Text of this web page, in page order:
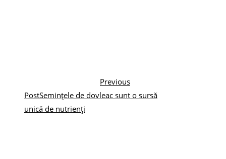
Previous
PostSemințele de dovleac sunt o sursă
unică de nutrienți